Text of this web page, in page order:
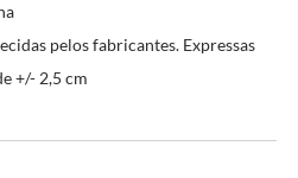
pelos fabricantes. Expressas
+/- 2,5 cm